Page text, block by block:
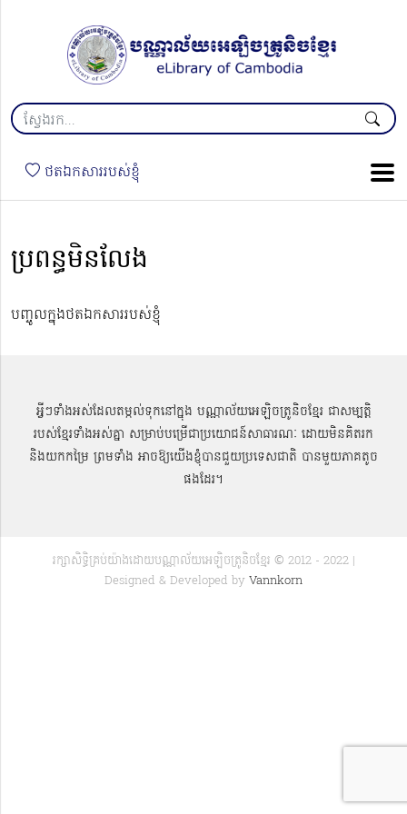
ថតឯកសាររបស់ខ្ញុំ
ប្រពន្ធមិនលែង
បញ្ចូលក្នុងថតឯកសាររបស់ខ្ញុំ
អ្វីៗទាំងអស់ដែលតម្កល់ទុកនៅក្នុង បណ្ណាល័យអេឡិចត្រូនិចខ្មែរ ជាសម្បតិ្ត
របស់ខ្មែរទាំងអស់គ្នា សម្រាប់បម្រើជាប្រយោជន៍សាធារណៈ ដោយមិនគិតរក
និងយកកម្រៃ ព្រមទាំង អាចឱ្យយើងខ្ញុំបានជួយប្រទេសជាតិ បានមួយភាគតូច
ផងដែរ។
រក្សាសិទ្ធិគ្រប់យ៉ាងដោយបណ្ណាល័យអេឡិចត្រូនិចខ្មែរ © 2012 - 2022 |
Designed & Developed by Vannkorn